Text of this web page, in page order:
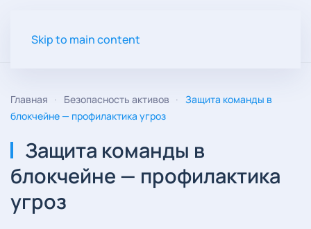
Skip to main content
Главная Безопасность активов
Защита команды в
блокчейне — профилактика угроз
Защита команды в
блокчейне — профилактика
угроз